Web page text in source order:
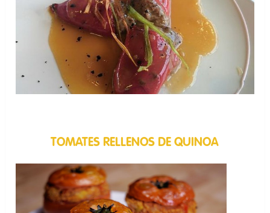
TOMATES RELLENOS DE QUINOA